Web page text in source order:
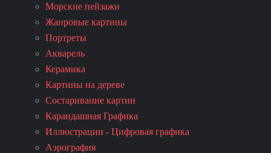
Морские пейзажи
Жанровые картины
Портреты
Акварель
Керамика
Картины на дереве
Состаривание картин
Карандашная Графика
Иллюстрации - Цифровая графика
Аэрография